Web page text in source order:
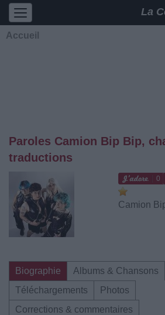
La
Accueil
Paroles Camion Bip Bip,
traductions
0
Camion
Biographie
Albums & Chansons
Téléchargements
Photos
Corrections & commentaires